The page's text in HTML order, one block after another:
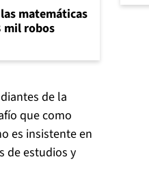
matemáticas
mil robos
de la
que como
es insistente en
de estudios y